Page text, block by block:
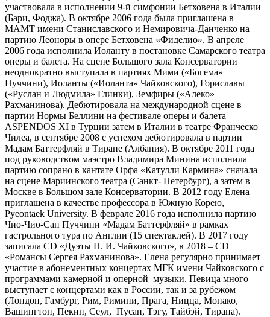
участвовала в исполнении 9-й симфонии Бетховена в Италии
(Бари, Фоджа). В октябре 2006 года была приглашена в
МАМТ имени Станиславского и Немировича-Данченко на
партию Леоноры в опере Бетховена «Фиделио». В апреле
2006 года исполнила Иоланту в постановке Самарского театра
оперы и балета. На сцене Большого зала Консерватории
неоднократно выступала в партиях Мими («Богема»
Пуччини), Иоланты («Иоланта» Чайковского), Гориславы
(«Руслан и Людмила» Глинки), Земфиры («Алеко»
Рахманинова). Дебютировала на международной сцене в
партии Нормы Беллини на фестивале оперы и балета
ASPENDOS XI в Турции затем в Италии в театре Франческо
Чилеа, в сентябре 2008 с успехом дебютировала в партии
Мадам Баттерфляй в Тиране (Албания). В октябре 2011 года
под руководством маэстро Владимира Минина исполнила
партию сопрано в кантате Орфа «Катулли Кармина» сначала
на сцене Мариинского театра (Санкт- Петербург), а затем в
Москве в Большом зале Консерватории. В 2012 году Елена
приглашена в качестве профессора в Южную Корею,
Pyeontaek University. В феврале 2016 года исполнила партию
Чио-Чио-Сан Пуччини «Мадам Баттерфляй» в рамках
гастрольного тура по Англии (15 спектаклей). В 2017 году
записала CD «Дуэты П. И. Чайковского», в 2018 – CD
«Романсы Сергея Рахманинова». Елена регулярно принимает
участие в абонементных концертах МГК имени Чайковского с
программами камерной и оперной музыки. Певица много
выступает с концертами как в России, так и за рубежом
(Лондон, Гамбург, Рим, Римини, Прага, Ницца, Монако,
Вашингтон, Пекин, Сеул, Пусан, Тэгу, Тайбэй, Тирана).